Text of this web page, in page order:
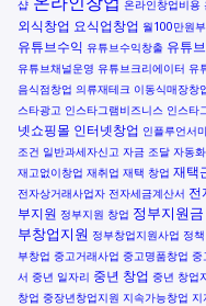
샵
온라인창업비용
외식창업 요식업창업 월100만원
유튜브수익 유튜브수익창출 유튜
유튜브채널운영 유튜브크리에이터 유
음식점창업 의류재테크 이동식매장창
스타광고 인스타그램비즈니스 인스타
넷쇼핑몰 인터넷창업 인플루언서
조건 일반과세자신고 자금 조달 자동
재고없이창업 재취업 재택 창업 재택
전자상거래사업자 전자세금계산서 전
부지원 정부지원 창업 정부지원금
부창업지원 정부창업지원사업 정
부창업 중고거래사업 중고명품창업 중
서 중년 일자리 중년 창업 중년 창업
창업 중장년창업지원 지속가능창업 지